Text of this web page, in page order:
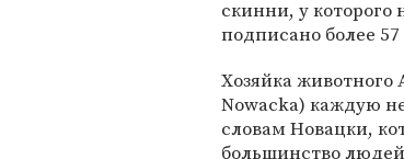
скинни, у которого
подписано более
Хозяйка животного
Nowacka) каждую
словам Новацки,
большинство